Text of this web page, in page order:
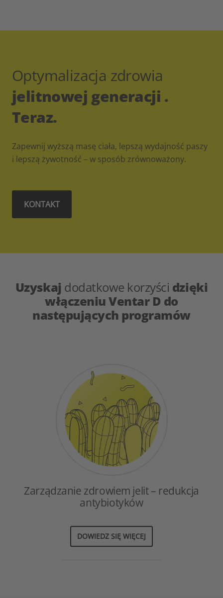
Optymalizacja zdrowia
jelitnowej generacji .
Teraz.
Zapewnij wyższą masę ciała, lepszą wydajność paszy
i lepszą żywotność – w sposób zrównoważony.
KONTAKT
Uzyskaj dodatkowe korzyści dzięki
włączeniu Ventar D do
następujących programów
Zarządzanie zdrowiem jelit – redukcja
antybiotyków
DOWIEDZ SIĘ WIĘCEJ